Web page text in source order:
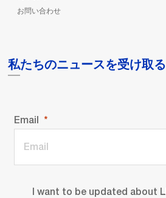
お問い合わせ
私たちのニュースを受け取る
Email
I want to be updated about